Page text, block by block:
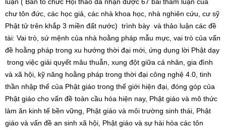
chư tôn đức, các học giả, các nhà khoa học, nhà nghiên cứu, cư sỹ
Phật tử trên khắp 3 miền đất nước) trình bày và thảo luận các đề
tài: Vai trò, sứ mệnh của nhà hoằng pháp mẫu mực, vai trò của vấn
đề hoằng pháp trong xu hướng thời đại mới, ứng dụng lời Phật dạy
trong việc giải quyết mâu thuẫn, xung đột giữa cá nhân, gia đình
và xã hội, kỹ năng hoằng pháp trong thời đại công nghệ 4.0, tinh
thần nhập thế của Phật giáo trong thế giới hiện đại, đóng góp của
Phật giáo cho vấn đề toàn cầu hóa hiện nay, Phật giáo và mô thức
làm ăn kinh tế bền vững, Phật giáo và môi trường sinh thái, Phật
giáo và vấn đề an sinh xã hội, Phật giáo và sự hài hòa các tôn